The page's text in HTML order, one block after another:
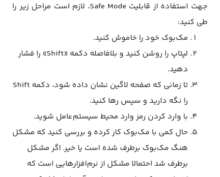
جهت استفاده از قابلیت Safe Mode، لازم است مراحل زیر را
طی کنید:
مک‌بوک خود را خاموش کنید.
لپتاپ را روشن کنید و بلافاصله دکمه «Shift» را فشار
دهید.
تا زمانی که صفحه لاگین نشان داده شود، دکمه Shift
را نگه دارید و سپس رها کنید.
با وارد کردن رمز وارد محیط سیستم‌عامل شوید.
حال کمی با مک‌بوک کار کرده و بررسی کنید که مشکل
هنگ مک‌بوک برطرف شده است یا خیر. اگر مشکل
برطرف شد احتمالا مشکل از نرم‌افزارهایی است که